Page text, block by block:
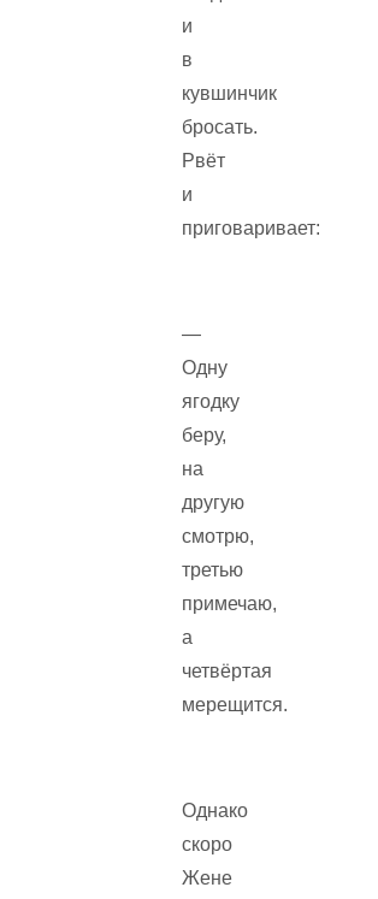
и
в
кувшинчик
бросать.
Рвёт
и
приговаривает:
—
Одну
ягодку
беру,
на
другую
смотрю,
третью
примечаю,
а
четвёртая
мерещится.
Однако
скоро
Жене